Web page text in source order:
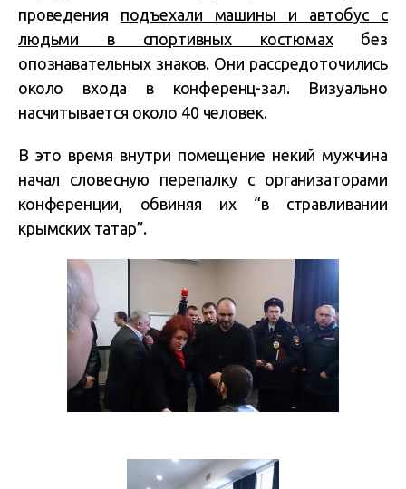
проведения подъехали машины и автобус с
людьми в спортивных костюмахбез
опознавательных знаков. Они рассредоточились
около входа в конференц-зал. Визуально
насчитывается около 40 человек.
В это время внутри помещение некий мужчина
начал словесную перепалку с организаторами
конференции, обвиняя их “в стравливании
крымских татар”.